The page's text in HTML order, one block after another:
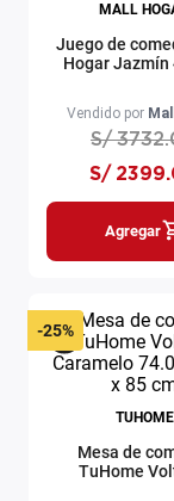
MALL
Juego de
Hogar Jazmín
Vendido por
S/ 3732.
S/ 2399.
Agregar
-25%
TUHOME
Mesa de
TuHome